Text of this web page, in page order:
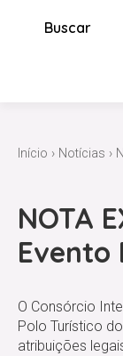
Buscar
Início › Notícias ›
NOTA
Evento
O Consórcio
Polo Turístico
atribuições